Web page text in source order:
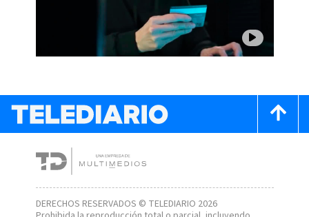
DERECHOS RESERVADOS © TELEDIARIO 2026